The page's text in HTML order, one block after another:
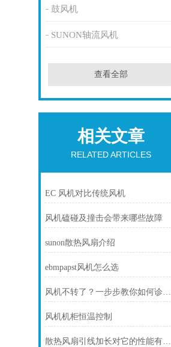
鼓风机
SUNON轴流风机
查看全部
相关文章
RELATED ARTICLES
EC 风机对比传统风机
风机磕碰及撞击会带来哪些故障
sunon散热风扇介绍
ebmpapst风机怎么选
风机不转了？一步步教你如何诊断故障
风机机柜恒温控制
散热风扇引线加长对它的性能有影响吗